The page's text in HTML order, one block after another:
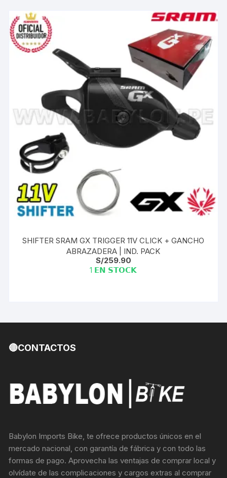
SHIFTER SRAM GX TRIGGER 11V CLICK + GANCHO
ABRAZADERA | IND. PACK
S/259.90
1 𝗘𝗡 𝗦𝗧𝗢𝗖𝗞
🔴CONTACTOS
Babylon Imports Bike, te ofrece productos únicos en el
mercado nacional, con garantía de fábrica y con todo las
formas de pago. Aprovecha las ventajas de comprar local y
olvídate de las complicaciones y cargos extras al comprar